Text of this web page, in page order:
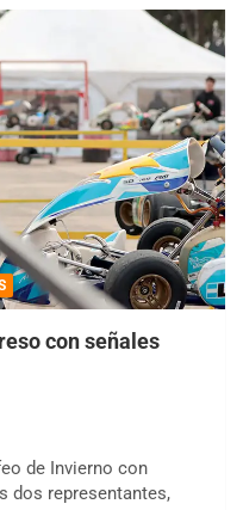
con señales
de Invierno con
dos representantes,